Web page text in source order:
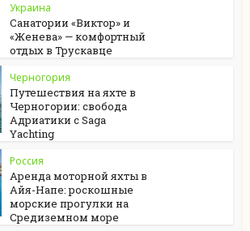
Украина
Санатории «Виктор» и
«Женева» — комфортный
отдых в Трускавце
Черногория
Путешествия на яхте в
Черногории: свобода
Адриатики с Saga
Yachting
Россия
Аренда моторной яхты в
Айя-Напе: роскошные
морские прогулки на
Средиземном море